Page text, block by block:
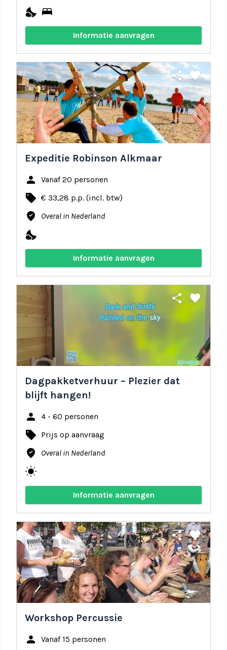
nights_stay bed
Informatie aanvragen
share favorite
Expeditie Robinson Alkmaar
person Vanaf 20 personen
local_offer € 33,28 p.p. (incl. btw)
where_to_vote Overal in Nederland
nights_stay
Informatie aanvragen
share favorite
Dagpakketverhuur – Plezier dat
blijft hangen!
person 4 - 60 personen
local_offer Prijs op aanvraag
where_to_vote Overal in Nederland
wb_sunny
Informatie aanvragen
share favorite
Workshop Percussie
person Vanaf 15 personen